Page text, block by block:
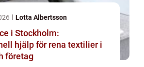
Lotta Albertsson
i Stockholm:
hjälp för rena textilier i
företag